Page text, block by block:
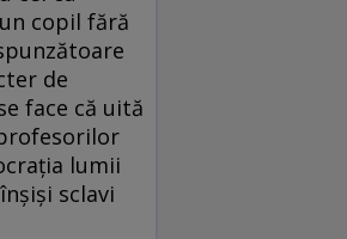
copil fără
de
face că uită
lumii
sclavi